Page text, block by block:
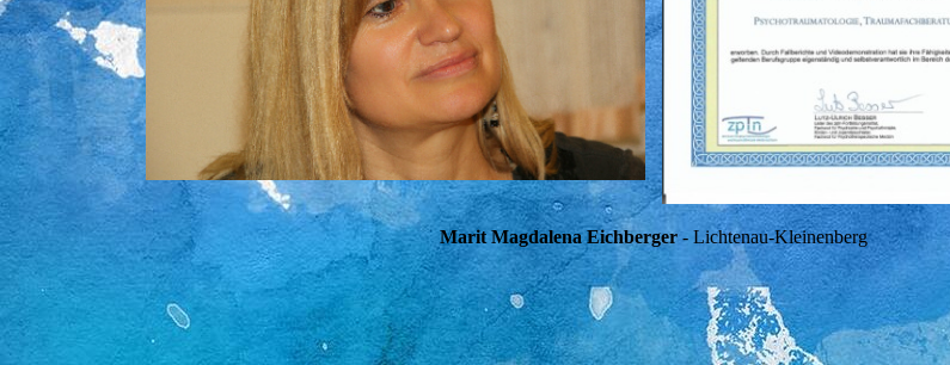
Marit Magdalena Eichberger - Lichtenau-Kleinenberg